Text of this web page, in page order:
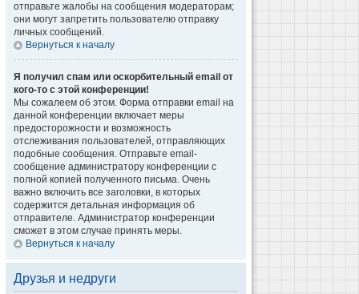
отправьте жалобы на сообщения модераторам;
они могут запретить пользователю отправку
личных сообщений.
Вернуться к началу
Я получил спам или оскорбительный email от
кого-то с этой конференции!
Мы сожалеем об этом. Форма отправки email на
данной конференции включает меры
предосторожности и возможность
отслеживания пользователей, отправляющих
подобные сообщения. Отправьте email-
сообщение администратору конференции с
полной копией полученного письма. Очень
важно включить все заголовки, в которых
содержится детальная информация об
отправителе. Администратор конференции
сможет в этом случае принять меры.
Вернуться к началу
Друзья и недруги